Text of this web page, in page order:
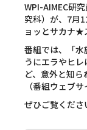
WPI-AIMEC研
究科）が、7月
ョッとサカナ★
番組では、「水
うにエラやヒ
ど、意外と知ら
（番組ウェブ
ぜひご覧くださ